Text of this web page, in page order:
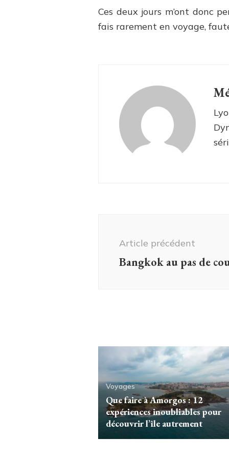
Ces deux jours m’ont donc
fais rarement en voyage,
d'article
Article précédent
Bangkok au pas de
Voyages
Que faire à Amorgos : 12
expériences inoubliables pour
découvrir l’île autrement